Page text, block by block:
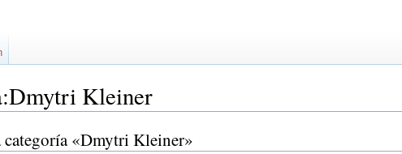
Kleiner
categoría «Dmytri Kleiner»